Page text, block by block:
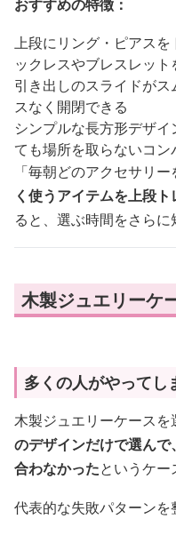
おすすめの特徴：
上段にリング・ピアス
ックレスやブレスレッ
引き出しのスライドが
スなく開閉できる
シンプルな長方形デザ
ても場所を取らないコ
「毎朝どのアクセサリ
く使うアイテムを上段
ると、選ぶ時間をさらに
木製ジュエリーケ
多くの人がやってし
木製ジュエリーケースを
のデザインだけで選ん
合わなかったというケー
代表的な失敗パターンを